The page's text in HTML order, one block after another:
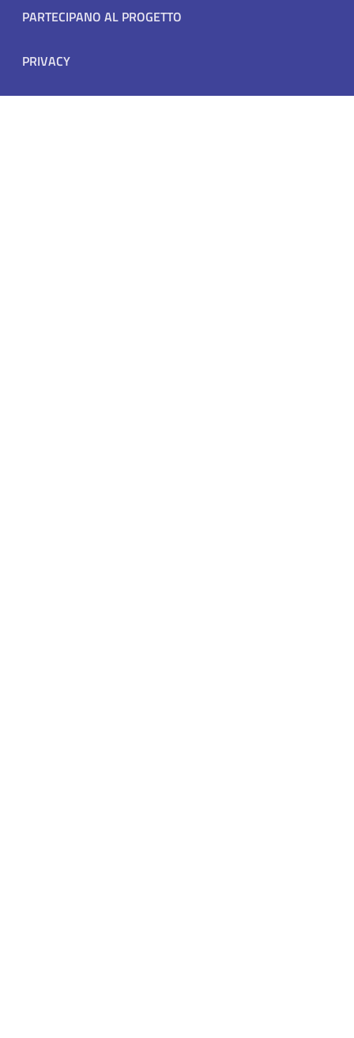
Footer menu
PARTECIPANO AL PROGETTO
PRIVACY